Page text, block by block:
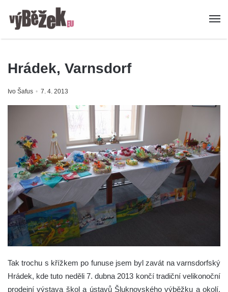
Hrádek, Varnsdorf
Ivo Šafus 7. 4. 2013
Tak trochu s křížkem po funuse jsem byl zavát na varnsdorfský
Hrádek, kde tuto neděli 7. dubna 2013 končí tradiční velikonoční
prodejní výstava škol a ústavů Šluknovského výběžku a okolí.